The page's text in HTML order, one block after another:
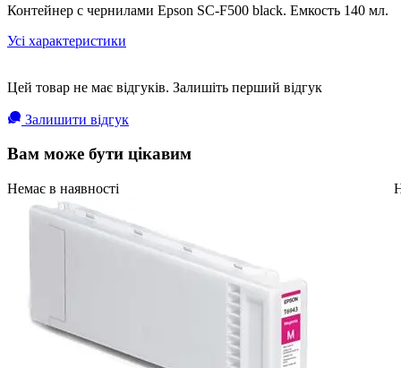
Контейнер с чернилами Epson SC-F500 black. Емкость 140 мл.
Усі характеристики
Цей товар не має відгуків. Залишіть перший відгук
Залишити відгук
Вам може бути цікавим
Немає в наявності